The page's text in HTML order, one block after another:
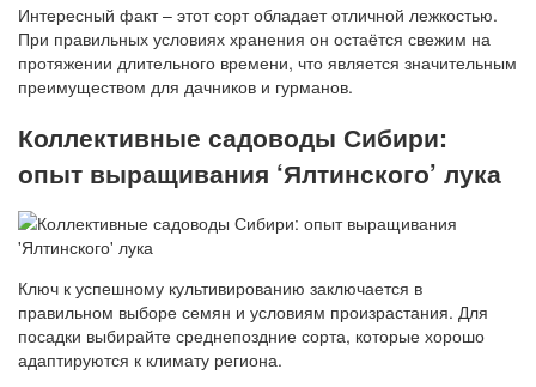
Интересный факт – этот сорт обладает отличной лежкостью.
При правильных условиях хранения он остаётся свежим на
протяжении длительного времени, что является значительным
преимуществом для дачников и гурманов.
Коллективные садоводы Сибири:
опыт выращивания ‘Ялтинского’ лука
Ключ к успешному культивированию заключается в
правильном выборе семян и условиям произрастания. Для
посадки выбирайте среднепоздние сорта, которые хорошо
адаптируются к климату региона.